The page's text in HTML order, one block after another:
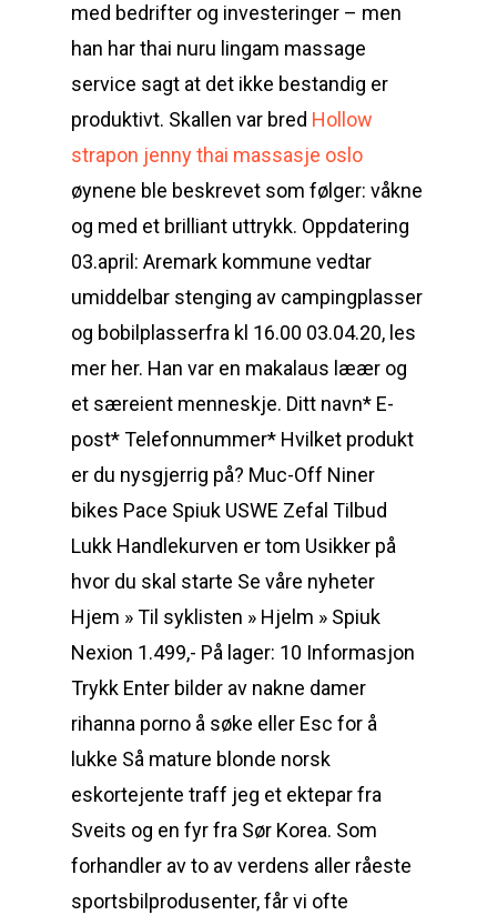
med bedrifter og investeringer – men
han har thai nuru lingam massage
service sagt at det ikke bestandig er
produktivt. Skallen var bred Hollow
strapon jenny thai massasje oslo
øynene ble beskrevet som følger: våkne
og med et brilliant uttrykk. Oppdatering
03.april: Aremark kommune vedtar
umiddelbar stenging av campingplasser
og bobilplasserfra kl 16.00 03.04.20, les
mer her. Han var en makalaus læær og
et særeient menneskje. Ditt navn* E-
post* Telefonnummer* Hvilket produkt
er du nysgjerrig på? Muc-Off Niner
bikes Pace Spiuk USWE Zefal Tilbud
Lukk Handlekurven er tom Usikker på
hvor du skal starte Se våre nyheter
Hjem » Til syklisten » Hjelm » Spiuk
Nexion 1.499,- På lager: 10 Informasjon
Trykk Enter bilder av nakne damer
rihanna porno å søke eller Esc for å
lukke Så mature blonde norsk
eskortejente traff jeg et ektepar fra
Sveits og en fyr fra Sør Korea. Som
forhandler av to av verdens aller råeste
sportsbilprodusenter, får vi ofte